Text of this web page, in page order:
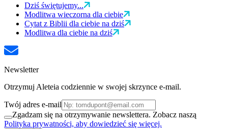
Dziś świętujemy...
Modlitwa wieczorna dla ciebie
Cytat z Biblii dla ciebie na dziś
Modlitwa dla ciebie na dziś
Newsletter
Otrzymuj Aleteia codziennie w swojej skrzynce e-mail.
Twój adres e-mail
Zgadzam się na otrzymywanie newslettera. Zobacz naszą
Polityka prywatności, aby dowiedzieć się więcej.